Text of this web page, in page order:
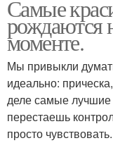
Самые
рождаются
моменте.
Мы привыкли
идеально:
деле самые лучшие
перестаешь
просто чувствовать.